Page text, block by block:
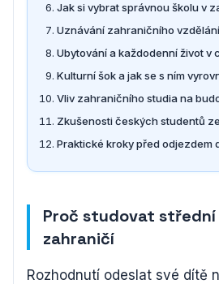
Jak si vybrat správnou školu v
Uznávání zahraničního
Ubytování a každodenní život v
Kulturní šok a jak se s ním
Vliv zahraničního studia na
Zkušenosti českých studentů
Praktické kroky před odjezdem
Proč studovat střední
zahraničí
Rozhodnutí odeslat své dítě